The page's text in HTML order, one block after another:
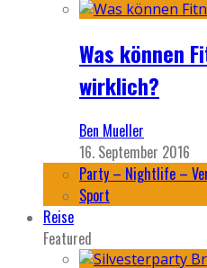
Was können
wirklich?
Ben Mueller
16. September 2016
Party – Nightlife –
Sport
Reise
Featured